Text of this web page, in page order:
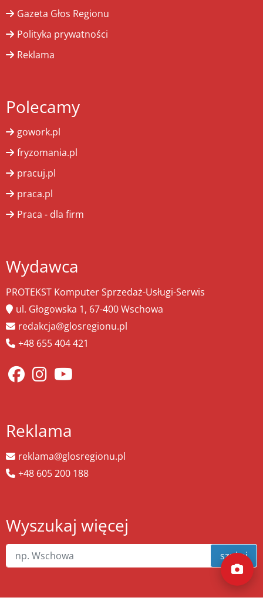
Gazeta Głos Regionu
Polityka prywatności
Reklama
Polecamy
gowork.pl
fryzomania.pl
pracuj.pl
praca.pl
Praca - dla firm
Wydawca
PROTEKST Komputer Sprzedaż-Usługi-Serwis
ul. Głogowska 1, 67-400 Wschowa
redakcja@glosregionu.pl
+48 655 404 421
Reklama
reklama@glosregionu.pl
+48 605 200 188
Wyszukaj więcej
szukaj